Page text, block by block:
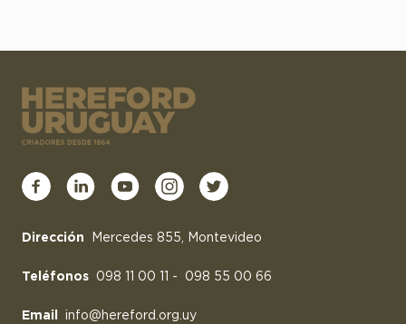
Dirección Mercedes 855, Montevideo
Teléfonos 098 11 00 11 - 098 55 00 66
Email info@hereford.org.uy